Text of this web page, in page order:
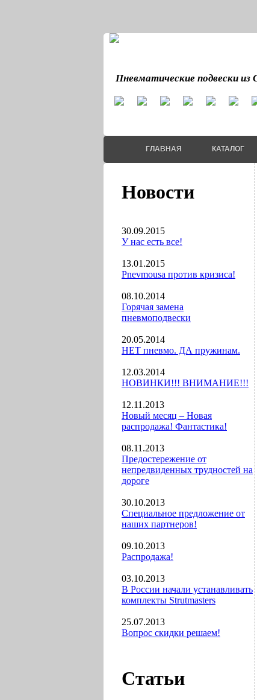
Пневматические подвески
ГЛАВНАЯ КАТАЛОГ
Новости
30.09.2015
У нас есть все!
13.01.2015
Pnevmousa против кризиса!
08.10.2014
Горячая замена
пневмоподвески
20.05.2014
НЕТ пневмо. ДА пружинам.
12.03.2014
НОВИНКИ!!! ВНИМАНИЕ!!!
12.11.2013
Новый месяц – Новая
распродажа! Фантастика!
08.11.2013
Предостережение от
непредвиденных трудностей на
дороге
30.10.2013
Специальное предложение от
наших партнеров!
09.10.2013
Распродажа!
03.10.2013
В России начали устанавливать
комплекты Strutmasters
25.07.2013
Вопрос скидки решаем!
Статьи